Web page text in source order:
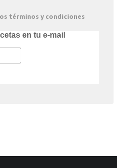
términos y condiciones
en tu e-mail